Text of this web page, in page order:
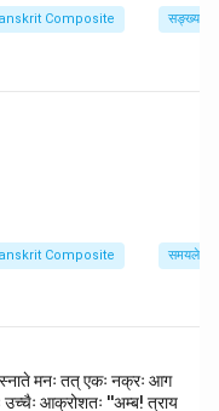
Composite
\textbf{'अ'} & \textbf{'आ'} \\
Composite
स्नाते मनः तत् एकः नक्रः आग
उच्चैः आक्रोशतः ''अम्ब! त्राय